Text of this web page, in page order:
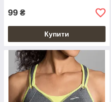
99 ₴
Купити